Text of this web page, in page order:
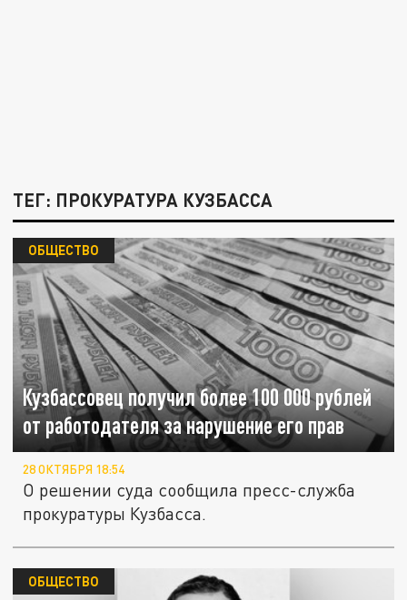
ТЕГ: ПРОКУРАТУРА КУЗБАССА
Кузбассовец получил более 100 000 рублей
от работодателя за нарушение его прав
ОБЩЕСТВО
28 ОКТЯБРЯ 18:54
О решении суда сообщила пресс-служба
прокуратуры Кузбасса.
ОБЩЕСТВО